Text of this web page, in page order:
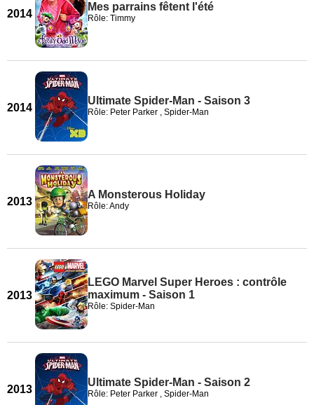
2014
Mes parrains fêtent l'été
Rôle: Timmy
2014
Ultimate Spider-Man - Saison 3
Rôle: Peter Parker , Spider-Man
2013
A Monsterous Holiday
Rôle: Andy
2013
LEGO Marvel Super Heroes : contrôle
maximum - Saison 1
Rôle: Spider-Man
2013
Ultimate Spider-Man - Saison 2
Rôle: Peter Parker , Spider-Man